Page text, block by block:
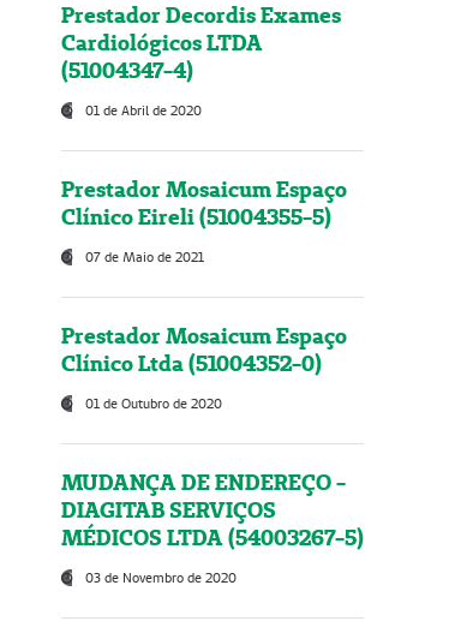
Prestador Decordis Exames
Cardiológicos LTDA
(51004347-4)
01 de Abril de 2020
Prestador Mosaicum Espaço
Clínico Eireli (51004355-5)
07 de Maio de 2021
Prestador Mosaicum Espaço
Clínico Ltda (51004352-0)
01 de Outubro de 2020
MUDANÇA DE ENDEREÇO -
DIAGITAB SERVIÇOS
MÉDICOS LTDA (54003267-5)
03 de Novembro de 2020